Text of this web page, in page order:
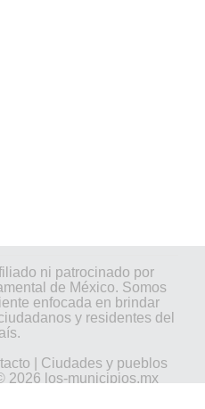
ni patrocinado por
de México. Somos
enfocada en brindar
y residentes del
Ciudades y pueblos
2026 los-municipios.mx